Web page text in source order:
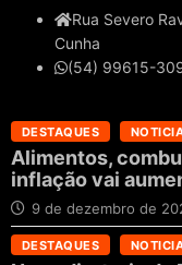
Rua Severo
Cunha
(54) 99615-
DESTAQUES
Alimentos,
inflação vai
9 de dezembro de
DESTAQUES